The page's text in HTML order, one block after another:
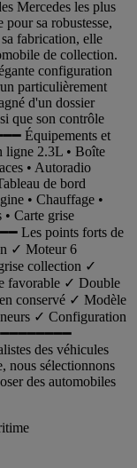
Mercedes les plus
pour sa robustesse,
fabrication, elle
de collection.
configuration
particulièrement
d'un dossier
que son contrôle
Équipements et
ligne 2.3L • Boîte
• Autoradio
de bord
• Chauffage •
• Carte grise
Les points forts de
✓ Moteur 6
collection ✓
favorable ✓ Double
conservé ✓ Modèle
✓ Configuration
des véhicules
nous sélectionnons
des automobiles